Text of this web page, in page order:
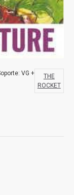
VG +
THE
ROCKET